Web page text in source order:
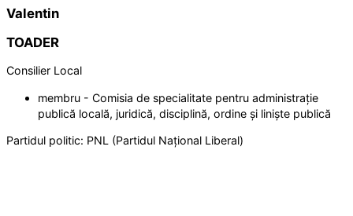
Valentin
TOADER
Consilier Local
membru - Comisia de specialitate pentru administrație
publică locală, juridică, disciplină, ordine și liniște publică
Partidul politic: PNL (Partidul Național Liberal)